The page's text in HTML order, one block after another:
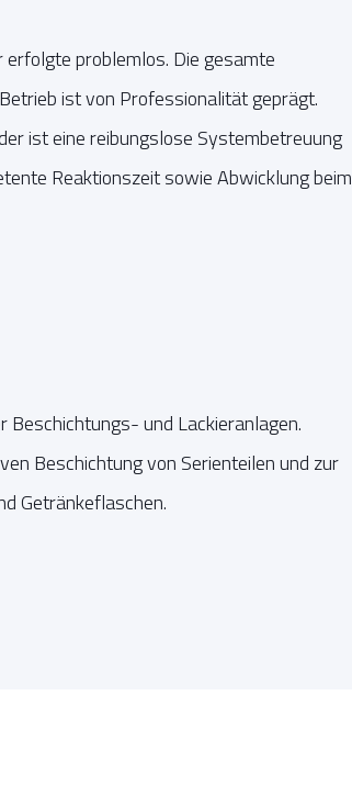
problemlos. Die gesamte
ist von Professionalität geprägt.
ist eine reibungslose Systembetreuung
Reaktionszeit sowie Abwicklung beim
und Lackieranlagen.
Beschichtung von Serienteilen und zur
Getränkeflaschen.